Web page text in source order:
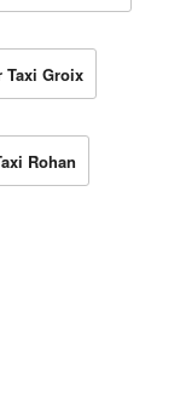
Taxi Groix
Rohan